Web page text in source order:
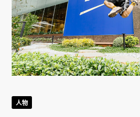
人物